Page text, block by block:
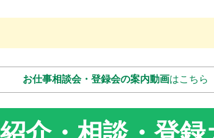
お仕事相談会・登録会の案内動画はこちら